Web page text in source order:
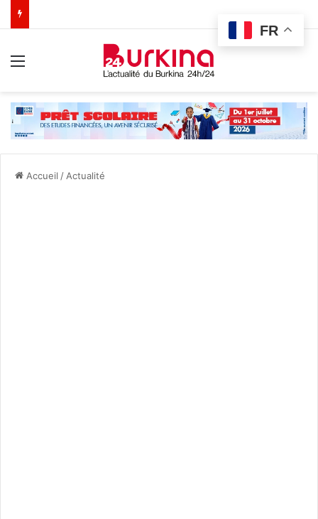
Accueil / Actualité
FR